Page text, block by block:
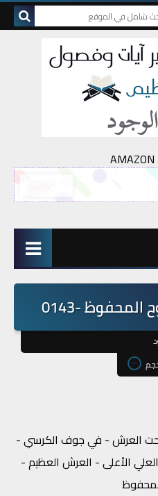
AMAZON
-0143
العرش - في جوف الكرسي -
الأعلى - العرش العظيم -